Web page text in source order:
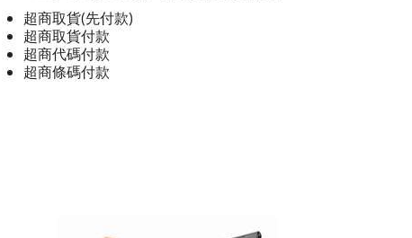
超商取貨(先付款)
超商取貨付款
超商代碼付款
超商條碼付款